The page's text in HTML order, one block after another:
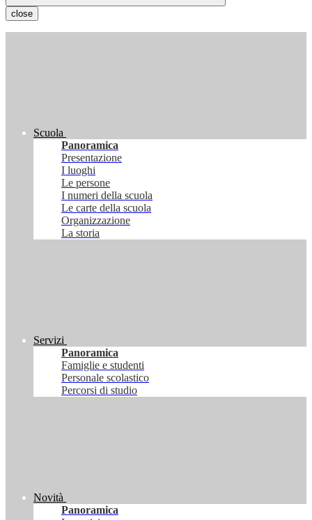
close
Scuola
Panoramica
Presentazione
I luoghi
Le persone
I numeri della scuola
Le carte della scuola
Organizzazione
La storia
Servizi
Panoramica
Famiglie e studenti
Personale scolastico
Percorsi di studio
Novità
Panoramica